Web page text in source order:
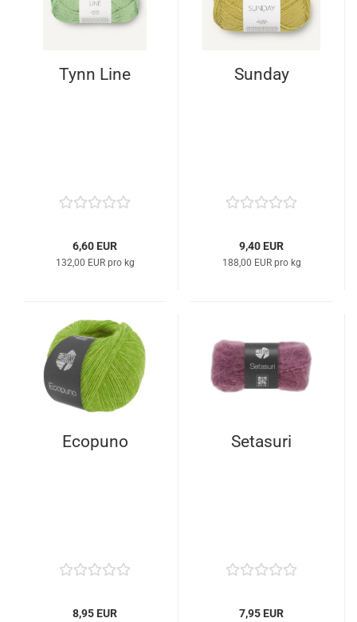
Tynn Line
6,60 EUR
132,00 EUR pro kg
Sunday
9,40 EUR
188,00 EUR pro kg
Ecopuno
8,95 EUR
Setasuri
7,95 EUR